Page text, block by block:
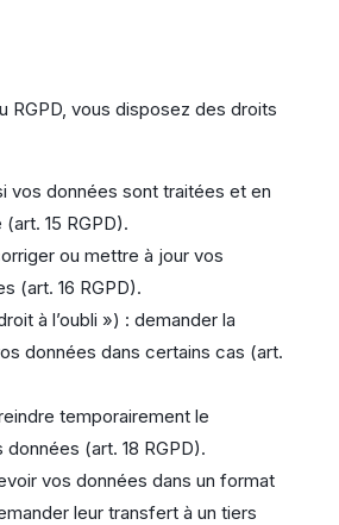
RGPD, vous disposez des droits
vos données sont traitées et en
15 RGPD).
ou mettre à jour vos
(art. 16 RGPD).
à l’oubli ») : demander la
données dans certains cas (art.
temporairement le
(art. 18 RGPD).
vos données dans un format
leur transfert à un tiers